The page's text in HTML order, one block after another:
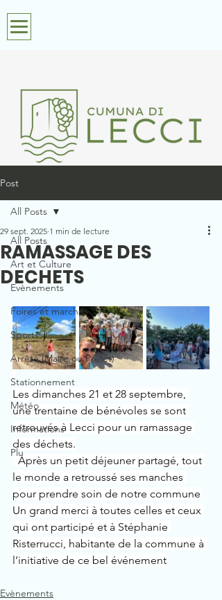
Post
All Posts
Art et Culture
Evènements
Foires et marchés
Sports
Arrêté (Maire ou Préfet)
Stationnement
Météo
Informations
Plu
All Posts
RAMASSAGE DES
DECHETS
29 sept. 2025 1 min de lecture
Les dimanches 21 et 28 septembre,
une trentaine de bénévoles se sont
retrouvés à Lecci pour un ramassage
des déchets.
le monde a retroussé ses manches
pour prendre soin de notre commune
Un grand merci à toutes celles et ceux
qui ont participé et à Stéphanie
Risterrucci, habitante de la commune à
l’initiative de ce bel événement
Evènements